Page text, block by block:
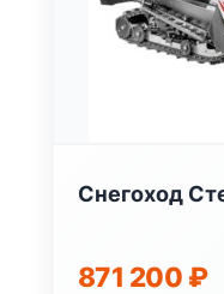
Снегоход
871 200 ₽